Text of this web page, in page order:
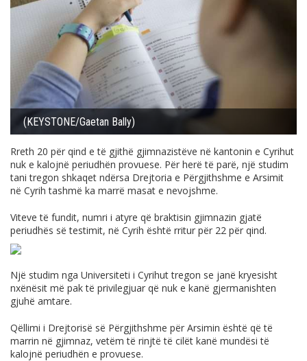
(KEYSTONE/Gaetan Bally)
Rreth 20 për qind e të gjithë gjimnazistëve në kantonin e Cyrihut
nuk e kalojnë periudhën provuese. Për herë të parë, një studim
tani tregon shkaqet ndërsa Drejtoria e Përgjithshme e Arsimit
në Cyrih tashmë ka marrë masat e nevojshme.
Viteve të fundit, numri i atyre që braktisin gjimnazin gjatë
periudhës së testimit, në Cyrih është rritur për 22 për qind.
Një studim nga Universiteti i Cyrihut tregon se janë kryesisht
nxënësit më pak të privilegjuar që nuk e kanë gjermanishten
gjuhë amtare.
Qëllimi i Drejtorisë së Përgjithshme për Arsimin është që të
marrin në gjimnaz, vetëm të rinjtë të cilët kanë mundësi të
kalojnë periudhën e provuese.